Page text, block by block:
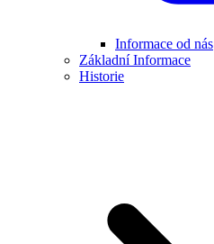
Informace od nás
Základní Informace
Historie